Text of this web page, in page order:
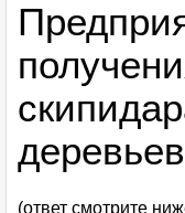
(ответ смотрите